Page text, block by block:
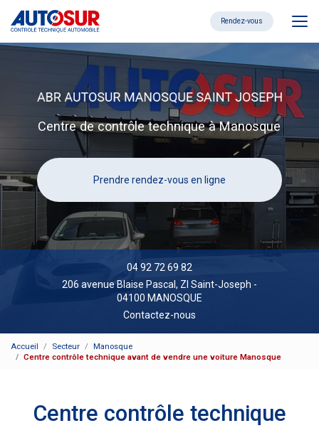
contenu
principal
Rendez-vous
Centre de contrôle technique à Manosque
Prendre rendez-vous en ligne
04 92 72 69 82
206 avenue Blaise Pascal, ZI Saint-Joseph -
04100 MANOSQUE
Contactez-nous
Accueil Secteur
Manosque
Centre contrôle technique avant de vendre une voiture Manosque
Centre contrôle technique